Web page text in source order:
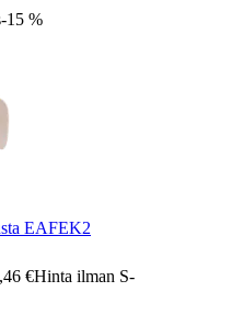
-15 %
EAFEK2
€Hinta ilman S-